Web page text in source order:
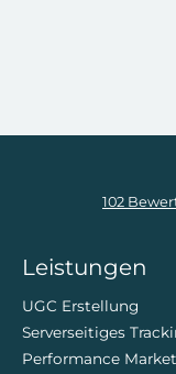
102
Leistungen
UGC Erstellung
Serverseitiges
Performance